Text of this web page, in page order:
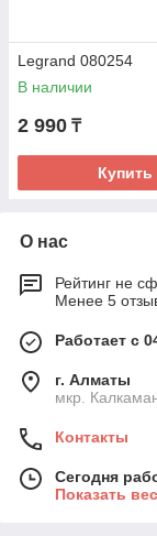
Legrand 080254
В наличии
2 990 ₸
Купить
О нас
Рейтинг не
Менее 5
Работает с
г. Алматы
мкр.
Контакты
Сегодня
Показать